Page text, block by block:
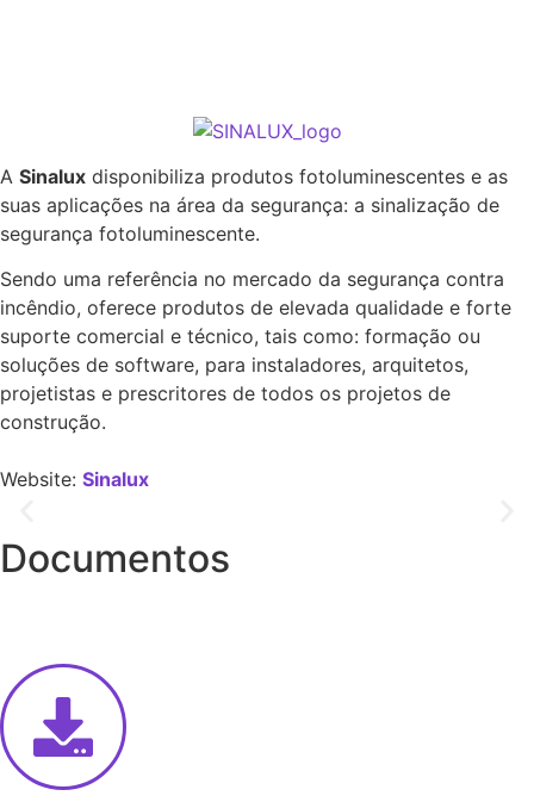
A Sinalux disponibiliza produtos fotoluminescentes e as
suas aplicações na área da segurança: a sinalização de
segurança fotoluminescente.
Sendo uma referência no mercado da segurança contra
incêndio, oferece produtos de elevada qualidade e forte
suporte comercial e técnico, tais como: formação ou
soluções de software, para instaladores, arquitetos,
projetistas e prescritores de todos os projetos de
construção.
Website: Sinalux
Documentos